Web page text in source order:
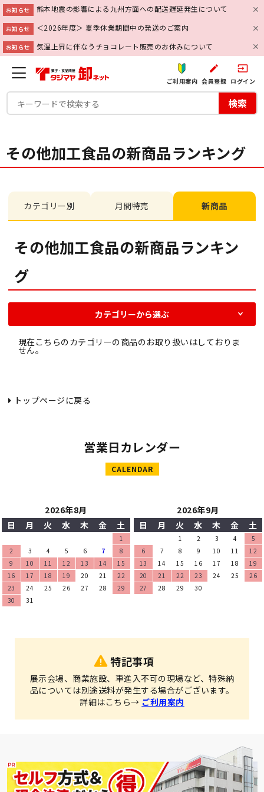
お知らせ 熊本地震の影響による九州方面への配送遅延発生について
お知らせ ＜2026年度＞ 夏季休業期間中の発送のご案内
お知らせ 気温上昇に伴なうチョコレート販売のお休みについて
ご利用案内
create
会員登録
input
ログイン
検索
その他加工食品の新商品ランキング
カテゴリー別 月間特売 新商品
その他加工食品の新商品ランキン
グ
カテゴリーから選ぶ
現在こちらのカテゴリーの商品のお取り扱いはしておりま
せん。
トップページに戻る
営業日カレンダー
CALENDAR
2026年8月
日
月 火 水 木 金 土
1
2
3 4 5 6 7
8
9
10 11 12 13 14
15
16
17 18 19 20 21
22
23
24 25 26 27 28
29
30
31
2026年9月
日
月 火 水 木 金 土
1 2 3 4
5
6
7 8 9 10 11
12
13
14 15 16 17 18
19
20
21 22 23 24 25
26
27
28 29 30
特記事項
展示会場、商業施設、車進入不可の現場など、特殊納
品については別途送料が発生する場合がございます。
詳細はこちら→ ご利用案内